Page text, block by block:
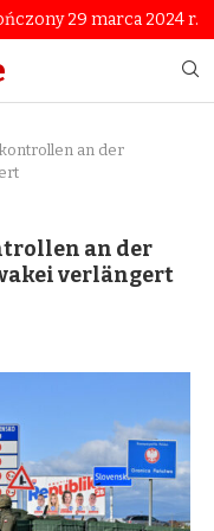
29 marca 2024 r.
an der
an der
verlängert